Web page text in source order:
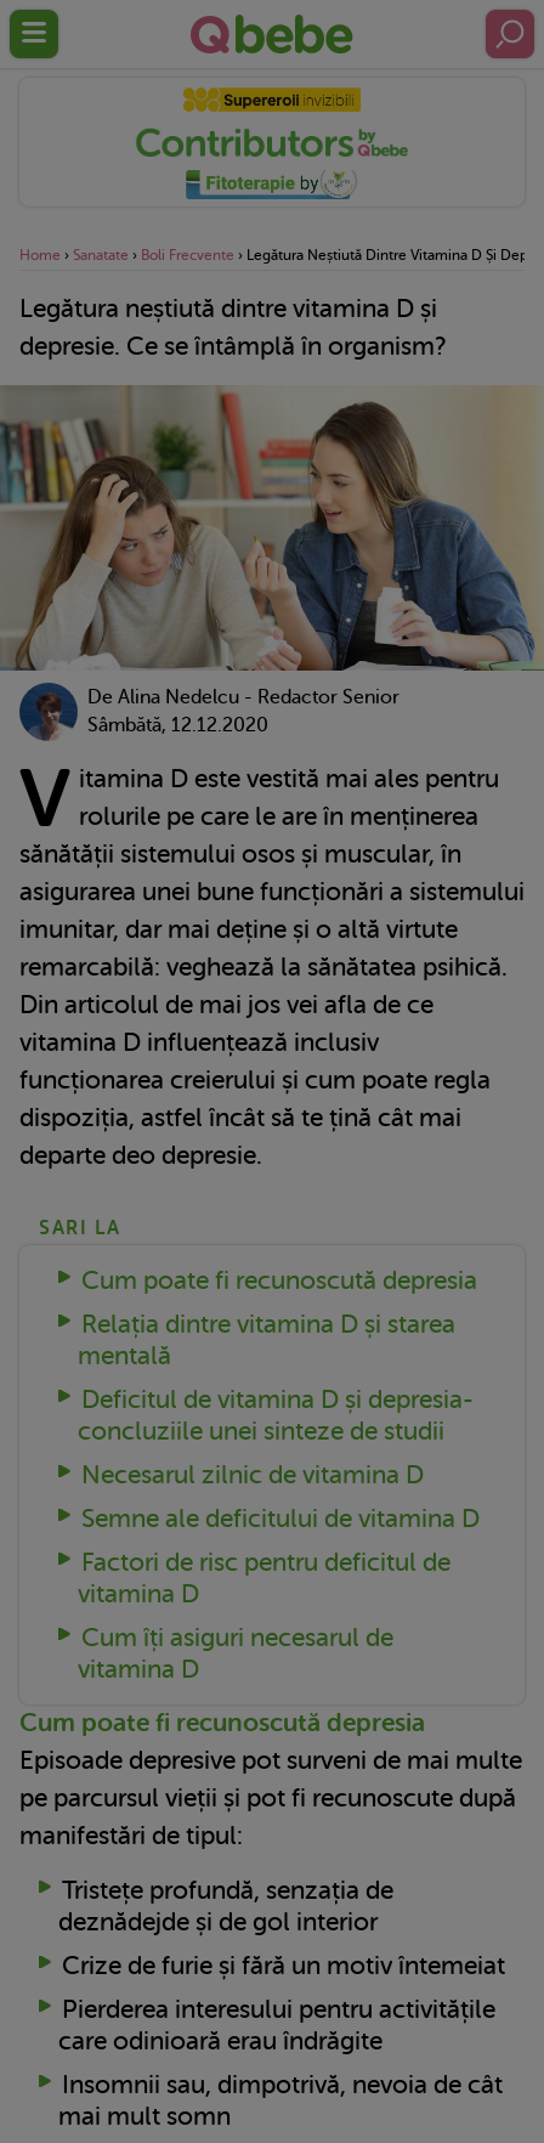
Home › Sanatate › Boli Frecvente › Legătura Neștiută Dintre Vitamina D Și
Legătura neștiută dintre vitamina D și
depresie. Ce se întâmplă în organism?
De Alina Nedelcu - Redactor Senior
Sâmbătă, 12.12.2020
V itamina D este vestită mai ales pentru
rolurile pe care le are în menținerea
sănătății sistemului osos și muscular, în
asigurarea unei bune funcționări a sistemului
imunitar, dar mai deține și o altă virtute
remarcabilă: veghează la sănătatea psihică.
Din articolul de mai jos vei afla de ce
vitamina D influențează inclusiv
funcționarea creierului și cum poate regla
dispoziția, astfel încât să te țină cât mai
departe deo depresie.
SARI LA
Cum poate fi recunoscută depresia
Relația dintre vitamina D și starea
mentală
Deficitul de vitamina D și depresia-
concluziile unei sinteze de studii
Necesarul zilnic de vitamina D
Semne ale deficitului de vitamina D
Factori de risc pentru deficitul de
vitamina D
Cum îți asiguri necesarul de
vitamina D
Cum poate fi recunoscută depresia
Episoade depresive pot surveni de mai multe
pe parcursul vieții și pot fi recunoscute după
manifestări de tipul:
Tristețe profundă, senzația de
deznădejde și de gol interior
Crize de furie și fără un motiv întemeiat
Pierderea interesului pentru activitățile
care odinioară erau îndrăgite
Insomnii sau, dimpotrivă, nevoia de cât
mai mult somn